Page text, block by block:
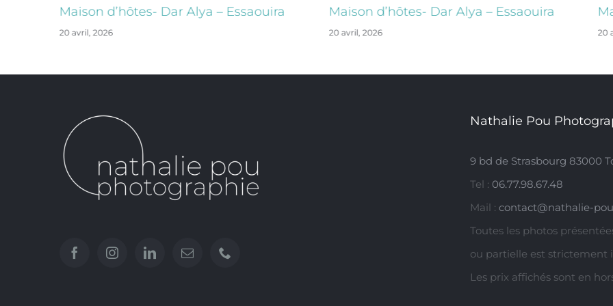
Maison d’hôtes- Dar Alya – Essaouira
20 avril, 2026
Maison d’hôtes- Dar Alya – Essaouira
20 avril, 2026 20
Nathalie Pou
9 bd de Strasbourg 83000
Tel : 06.77.98.67.48
Mail : contact@nathalie-
Toutes les photos
ou partielle est strictement
Les prix affichés sont en